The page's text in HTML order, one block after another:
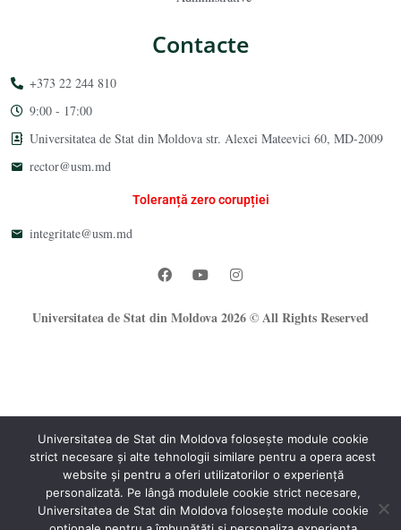
Contacte
+373 22 244 810
9:00 - 17:00
Universitatea de Stat din Moldova str. Alexei Mateevici 60, MD-2009
rector@usm.md
Toleranță zero corupției
integritate@usm.md
Universitatea de Stat din Moldova 2026 © All Rights Reserved
Oficiul Programare Web al USM®
Universitatea de Stat din Moldova folosește module cookie
strict necesare și alte tehnologii similare pentru a opera acest
website și pentru a oferi utilizatorilor o experiență
personalizată. Pe lângă modulele cookie strict necesare,
Universitatea de Stat din Moldova folosește module cookie